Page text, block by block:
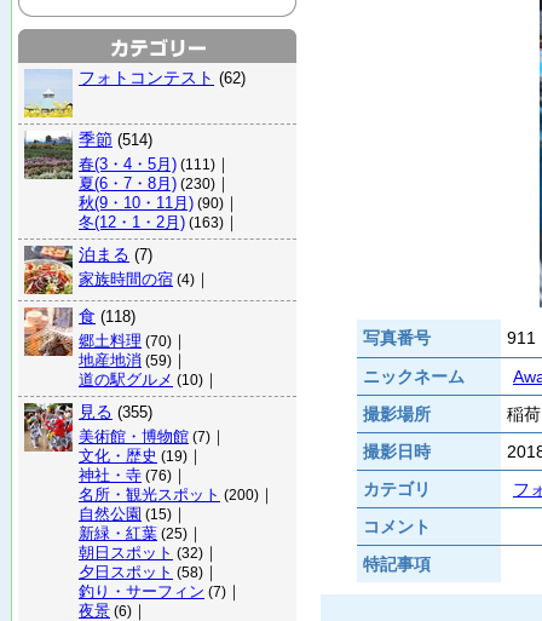
フォトコンテスト (62)
季節 (514)
春(3・4・5月) (111) ｜
夏(6・7・8月) (230) ｜
秋(9・10・11月) (90) ｜
冬(12・1・2月) (163) ｜
泊まる (7)
家族時間の宿 (4) ｜
食 (118)
郷土料理 (70) ｜
地産地消 (59) ｜
道の駅グルメ (10) ｜
見る (355)
美術館・博物館 (7) ｜
文化・歴史 (19) ｜
神社・寺 (76) ｜
名所・観光スポット (200) ｜
自然公園 (15) ｜
新緑・紅葉 (25) ｜
朝日スポット (32) ｜
夕日スポット (58) ｜
釣り・サーフィン (7) ｜
夜景 (6) ｜
写真番号
911
ニックネーム
撮影場所
稲
撮影日時
カテゴリ
フ
コメント
特記事項